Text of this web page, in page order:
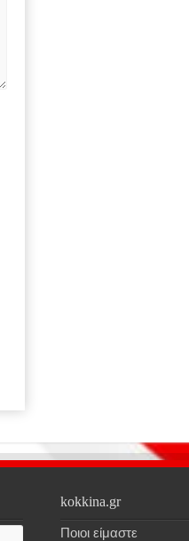
kokkina.gr
Ποιοι είμαστε